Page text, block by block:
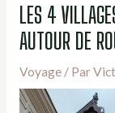
LES 4
AUTOUR DE
Voyage/ Par